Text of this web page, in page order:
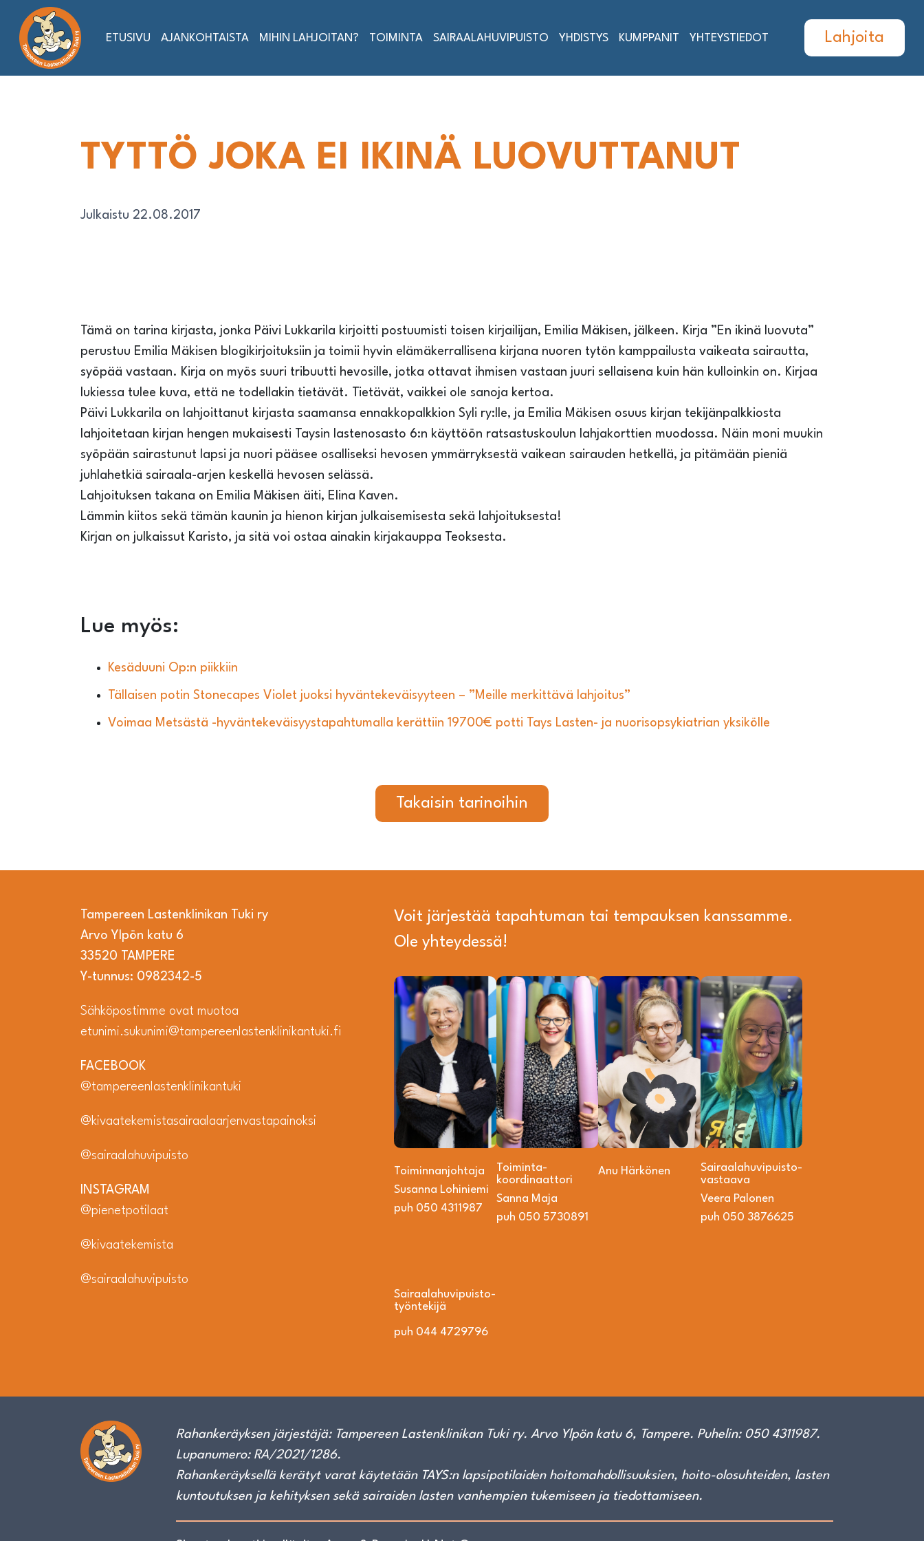
sisältöön
ETUSIVU AJANKOHTAISTA MIHIN LAHJOITAN? TOIMINTA SAIRAALAHUVIPUISTO YHDISTYS KUMPPANIT YHTEYSTIEDOT Lahjoita
TYTTÖ JOKA EI IKINÄ LUOVUTTANUT
Julkaistu 22.08.2017
Tämä on tarina kirjasta, jonka Päivi Lukkarila kirjoitti postuumisti toisen kirjailijan, Emilia Mäkisen, jälkeen. Kirja ”En ikinä luovuta”
perustuu Emilia Mäkisen blogikirjoituksiin ja toimii hyvin elämäkerrallisena kirjana nuoren tytön kamppailusta vaikeata sairautta,
syöpää vastaan. Kirja on myös suuri tribuutti hevosille, jotka ottavat ihmisen vastaan juuri sellaisena kuin hän kulloinkin on. Kirjaa
lukiessa tulee kuva, että ne todellakin tietävät. Tietävät, vaikkei ole sanoja kertoa.
Päivi Lukkarila on lahjoittanut kirjasta saamansa ennakkopalkkion Syli ry:lle, ja Emilia Mäkisen osuus kirjan tekijänpalkkiosta
lahjoitetaan kirjan hengen mukaisesti Taysin lastenosasto 6:n käyttöön ratsastuskoulun lahjakorttien muodossa. Näin moni muukin
syöpään sairastunut lapsi ja nuori pääsee osalliseksi hevosen ymmärryksestä vaikean sairauden hetkellä, ja pitämään pieniä
juhlahetkiä sairaala-arjen keskellä hevosen selässä.
Lahjoituksen takana on Emilia Mäkisen äiti, Elina Kaven.
Lämmin kiitos sekä tämän kaunin ja hienon kirjan julkaisemisesta sekä lahjoituksesta!
Kirjan on julkaissut Karisto, ja sitä voi ostaa ainakin kirjakauppa Teoksesta.
Lue myös:
Kesäduuni Op:n piikkiin
Tällaisen potin Stonecapes Violet juoksi hyväntekeväisyyteen – ”Meille merkittävä lahjoitus”
Voimaa Metsästä -hyväntekeväisyystapahtumalla kerättiin 19700€ potti Tays Lasten- ja nuorisopsykiatrian yksikölle
Takaisin tarinoihin
Tampereen Lastenklinikan Tuki ry
Arvo Ylpön katu 6
33520 TAMPERE
Y-tunnus: 0982342-5
Sähköpostimme ovat muotoa
etunimi.sukunimi@tampereenlastenklinikantuki.fi
FACEBOOK
@tampereenlastenklinikantuki
@kivaatekemistasairaalaarjenvastapainoksi
@sairaalahuvipuisto
INSTAGRAM
@pienetpotilaat
@kivaatekemista
@sairaalahuvipuisto
Voit järjestää tapahtuman tai tempauksen kanssamme.
Ole yhteydessä!
Toiminnanjohtaja
Susanna Lohiniemi
puh 050 4311987
Toiminta­­
koordinaattori
Sanna Maja
puh 050 5730891
Anu Härkönen
Sairaalahuvipuisto­
vastaava
Veera Palonen
puh 050 3876625
Sairaalahuvipuisto­
työntekijä
puh 044 4729796
Rahankeräyksen järjestäjä: Tampereen Lastenklinikan Tuki ry. Arvo Ylpön katu 6, Tampere. Puhelin: 050 4311987.
Lupanumero: RA/2021/1286.
Rahankeräyksellä kerätyt varat käytetään TAYS:n lapsipotilaiden hoitomahdollisuuksien, hoito-olosuhteiden, lasten
kuntoutuksen ja kehityksen sekä sairaiden lasten vanhempien tukemiseen ja tiedottamiseen.